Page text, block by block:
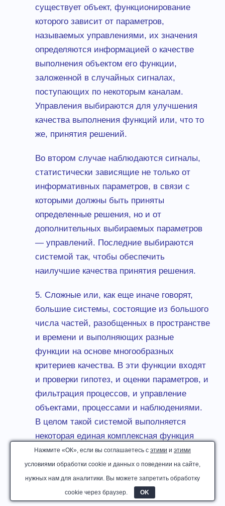
существует объект, функционирование
которого зависит от параметров,
называемых управлениями, их значения
определяются информацией о качестве
выполнения объектом его функции,
заложенной в случайных сигналах,
поступающих по некоторым каналам.
Управления выбираются для улучшения
качества выполнения функций или, что то
же, принятия решений.
Во втором случае наблюдаются сигналы,
статистически зависящие не только от
информативных параметров, в связи с
которыми должны быть приняты
определенные решения, но и от
дополнительных выбираемых параметров
— управлений. Последние выбираются
системой так, чтобы обеспечить
наилучшие качества принятия решения.
5. Сложные или, как еще иначе говорят,
большие системы, состоящие из большого
числа частей, разобщенных в пространстве
и времени и выполняющих разные
функции на основе многообразных
критериев качества. В эти функции входят
и проверки гипотез, и оценки параметров, и
фильтрация процессов, и управление
объектами, процессами и наблюдениями.
В целом такой системой выполняется
некоторая единая комплексная функция
(выносится комплексное решение), на
качество выполнения которой влияют
частные решения, принимаемые частями
системы.
Нажмите «ОК», если вы соглашаетесь с этими и этими
условиями обработки cookie и данных о поведении на сайте,
нужных нам для аналитики. Вы можете запретить обработку
cookie через браузер.
OK